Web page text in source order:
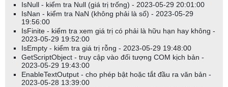
IsNull - kiểm tra Null (giá trị trống) - 2023-05-29 20:01:00
IsNan - kiểm tra NaN (không phải là số) - 2023-05-29
19:56:00
IsFinite - kiểm tra xem giá trị có phải là hữu hạn hay không -
2023-05-29 19:52:00
IsEmpty - kiểm tra giá trị rỗng - 2023-05-29 19:48:00
GetScriptObject - truy cập vào đối tượng COM kịch bản -
2023-05-29 19:43:00
EnableTextOutput - cho phép bật hoặc tắt đầu ra văn bản -
2023-05-28 13:39:00